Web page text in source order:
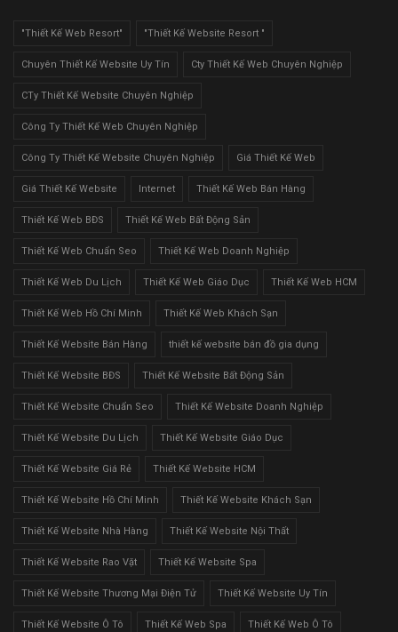
"Thiết Kế Web Resort" "Thiết Kế Website Resort "
Chuyên Thiết Kế Website Uy Tín Cty Thiết Kế Web Chuyên Nghiệp
CTy Thiết Kế Website Chuyên Nghiệp
Công Ty Thiết Kế Web Chuyên Nghiệp
Công Ty Thiết Kế Website Chuyên Nghiệp Giá Thiết Kế Web
Giá Thiết Kế Website Internet Thiết Kế Web Bán Hàng
Thiết Kế Web BĐS Thiết Kế Web Bất Động Sản
Thiết Kế Web Chuẩn Seo Thiết Kế Web Doanh Nghiệp
Thiết Kế Web Du Lịch Thiết Kế Web Giáo Dục Thiết Kế Web HCM
Thiết Kế Web Hồ Chí Minh Thiết Kế Web Khách Sạn
Thiết Kế Website Bán Hàng thiết kế website bán đồ gia dụng
Thiết Kế Website BĐS Thiết Kế Website Bất Động Sản
Thiết Kế Website Chuẩn Seo Thiết Kế Website Doanh Nghiệp
Thiết Kế Website Du Lịch Thiết Kế Website Giáo Dục
Thiết Kế Website Giá Rẻ Thiết Kế Website HCM
Thiết Kế Website Hồ Chí Minh Thiết Kế Website Khách Sạn
Thiết Kế Website Nhà Hàng Thiết Kế Website Nội Thất
Thiết Kế Website Rao Vặt Thiết Kế Website Spa
Thiết Kế Website Thương Mại Điện Tử Thiết Kế Website Uy Tín
Thiết Kế Website Ô Tô Thiết Kế Web Spa Thiết Kế Web Ô Tô